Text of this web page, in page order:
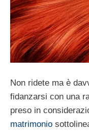
Non ridete ma è
fidanzarsi con una
preso in
matrimonio